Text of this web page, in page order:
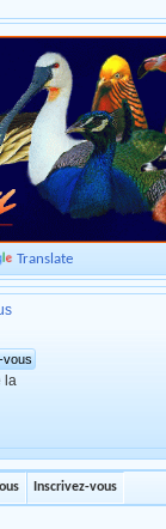
Translate
la
Inscrivez-vous